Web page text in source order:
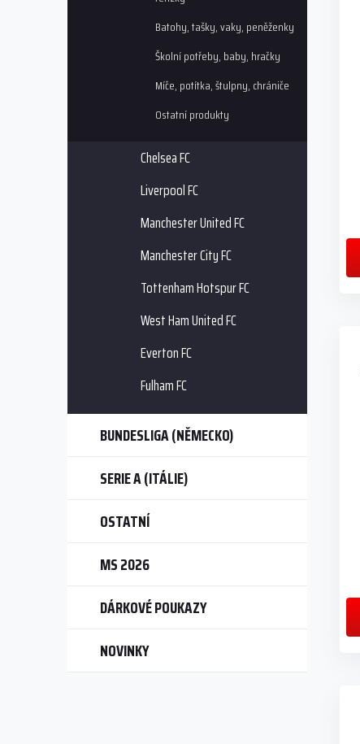
Batohy, tašky, vaky, peněženky
Školní potřeby, baby, hračky
Míče, potítka, štulpny, chrániče
Ostatní produkty
Chelsea FC
Liverpool FC
Manchester United FC
Manchester City FC
Tottenham Hotspur FC
West Ham United FC
Everton FC
Fulham FC
BUNDESLIGA (NĚMECKO)
SERIE A (ITÁLIE)
OSTATNÍ
MS 2026
DÁRKOVÉ POUKAZY
NOVINKY